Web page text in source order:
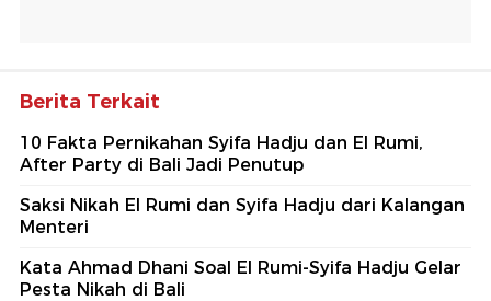
Berita Terkait
10 Fakta Pernikahan Syifa Hadju dan El Rumi,
After Party di Bali Jadi Penutup
Saksi Nikah El Rumi dan Syifa Hadju dari Kalangan
Menteri
Kata Ahmad Dhani Soal El Rumi-Syifa Hadju Gelar
Pesta Nikah di Bali